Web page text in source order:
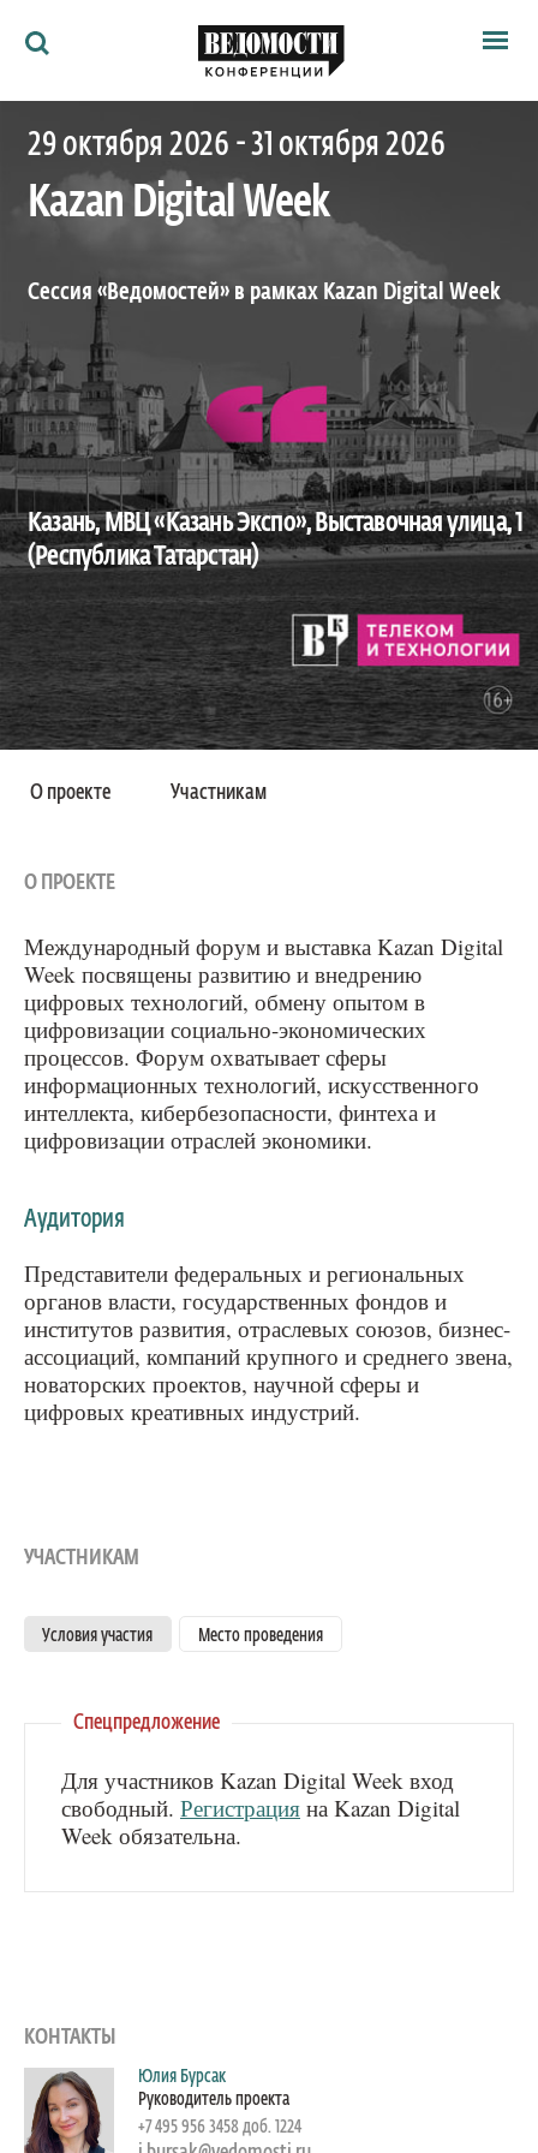
Архив
О нас
Ведомости
Как потратить
29 октября 2026 - 31 октября 2026
Kazan Digital Week
Сессия «Ведомостей» в рамках Kazan Digital Week
Казань, МВЦ «Казань Экспо», Выставочная улица, 1
(Республика Татарстан)
О проекте Участникам
О ПРОЕКТЕ
Международный форум и выставка Kazan Digital
Week посвящены развитию и внедрению
цифровых технологий, обмену опытом в
цифровизации социально-экономических
процессов. Форум охватывает сферы
информационных технологий, искусственного
интеллекта, кибербезопасности, финтеха и
цифровизации отраслей экономики.
Аудитория
Представители федеральных и региональных
органов власти, государственных фондов и
институтов развития, отраслевых союзов, бизнес-
ассоциаций, компаний крупного и среднего звена,
новаторских проектов, научной сферы и
цифровых креативных индустрий.
УЧАСТНИКАМ
Условия участия Место проведения
Спецпредложение
Для участников Kazan Digital Week вход
свободный. Регистрация на Kazan Digital
Week обязательна.
КОНТАКТЫ
Юлия Бурсак
Руководитель проекта
+7 495 956 3458 доб. 1224